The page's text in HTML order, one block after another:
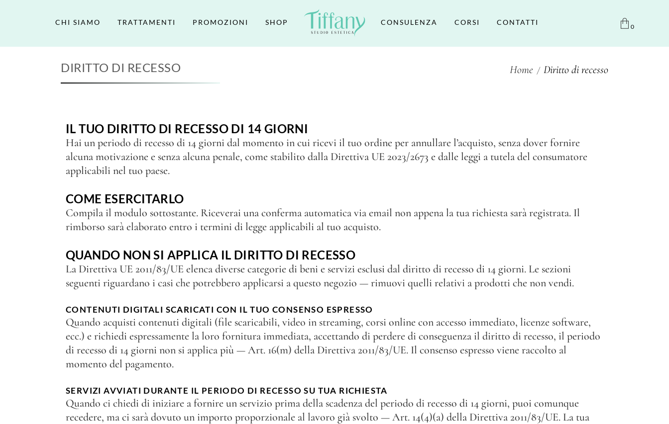
CHI SIAMO TRATTAMENTI PROMOZIONI SHOP
0
CONSULENZA CORSI CONTATTI
DIRITTO DI RECESSO Home Diritto di recesso
IL TUO DIRITTO DI RECESSO DI 14 GIORNI
Hai un periodo di recesso di 14 giorni dal momento in cui ricevi il tuo ordine per annullare l’acquisto, senza dover fornire
alcuna motivazione e senza alcuna penale, come stabilito dalla Direttiva UE 2023/2673 e dalle leggi a tutela del consumatore
applicabili nel tuo paese.
COME ESERCITARLO
Compila il modulo sottostante. Riceverai una conferma automatica via email non appena la tua richiesta sarà registrata. Il
rimborso sarà elaborato entro i termini di legge applicabili al tuo acquisto.
QUANDO NON SI APPLICA IL DIRITTO DI RECESSO
La Direttiva UE 2011/83/UE elenca diverse categorie di beni e servizi esclusi dal diritto di recesso di 14 giorni. Le sezioni
seguenti riguardano i casi che potrebbero applicarsi a questo negozio — rimuovi quelli relativi a prodotti che non vendi.
CONTENUTI DIGITALI SCARICATI CON IL TUO CONSENSO ESPRESSO
Quando acquisti contenuti digitali (file scaricabili, video in streaming, corsi online con accesso immediato, licenze software,
ecc.) e richiedi espressamente la loro fornitura immediata, accettando di perdere di conseguenza il diritto di recesso, il periodo
di recesso di 14 giorni non si applica più — Art. 16(m) della Direttiva 2011/83/UE. Il consenso espresso viene raccolto al
momento del pagamento.
SERVIZI AVVIATI DURANTE IL PERIODO DI RECESSO SU TUA RICHIESTA
Quando ci chiedi di iniziare a fornire un servizio prima della scadenza del periodo di recesso di 14 giorni, puoi comunque
recedere, ma ci sarà dovuto un importo proporzionale al lavoro già svolto — Art. 14(4)(a) della Direttiva 2011/83/UE. La tua